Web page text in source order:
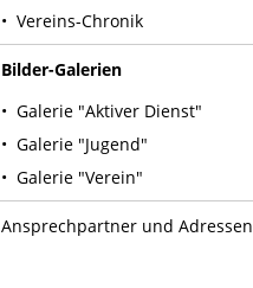
Vereins-Chronik
Bilder-Galerien
Galerie "Aktiver Dienst"
Galerie "Jugend"
Galerie "Verein"
Ansprechpartner und Adressen